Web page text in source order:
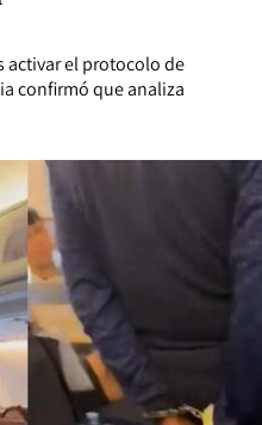
activar el protocolo de
confirmó que analiza